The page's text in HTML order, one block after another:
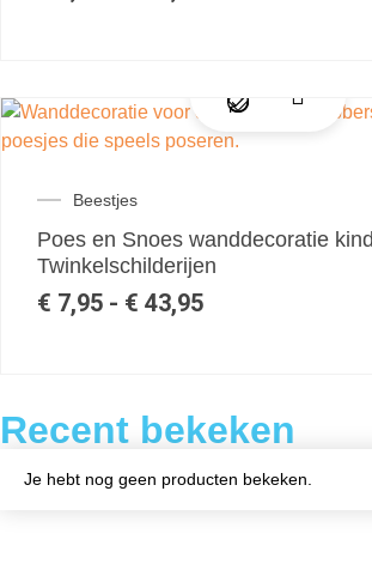
Beestjes
Poes en Snoes wanddecoratie
Twinkelschilderijen
€ 7,95 - € 43,95
Recent bekeken
Je hebt nog geen producten bekeken.